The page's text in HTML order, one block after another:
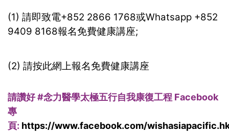
(1) 請即致電+852 2866 1768或Whatsapp +852
9409 8168報名免費健康講座;
(2) 請按此網上報名免費健康講座
請讚好 #念力醫學太極五行自我康復工程 Facebook
專
頁: https://www.facebook.com/